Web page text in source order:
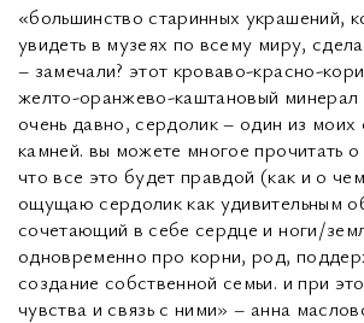
«большинство старинных украшений,
увидеть в музеях по всему миру,
– замечали? этот кроваво-красно-
желто-оранжево-каштановый минерал
очень давно, сердолик – один из
камней. вы можете многое прочитать
что все это будет правдой (как и о
ощущаю сердолик как удивительным
сочетающий в себе сердце и ноги/
одновременно про корни, род,
создание собственной семьи. и при
чувства и связь с ними» – анна